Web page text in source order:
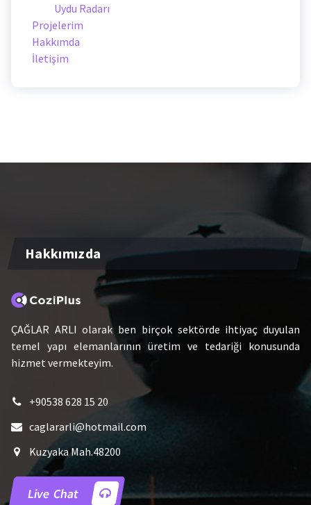
Uydu Radarı
Projelerim
Hakkımda
İletişim
Hakkımızda
ÇAĞLAR ARLI olarak ben birçok sektörde ihtiyaç duyulan
temel yapı elemanlarının üretim ve tedariği konusunda
hizmet vermekteyim.
+90538 628 15 20
caglararli@hotmail.com
Kuzyaka Mah.48200
Live Chat